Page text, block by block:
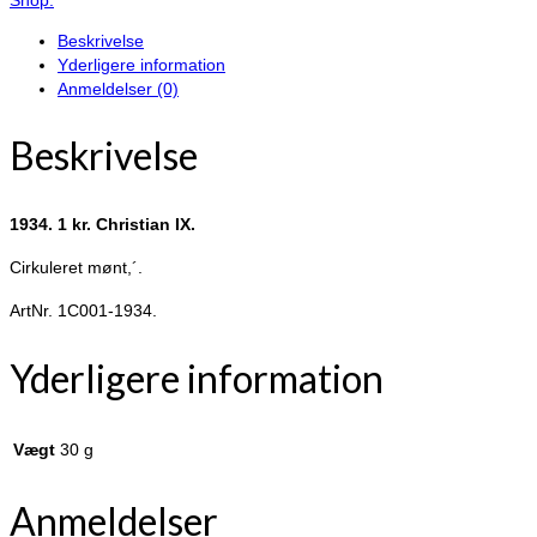
antal
Beskrivelse
Yderligere information
Anmeldelser (0)
Beskrivelse
1934. 1 kr. Christian IX.
Cirkuleret mønt,´.
ArtNr. 1C001-1934.
Yderligere information
Vægt 30 g
Anmeldelser